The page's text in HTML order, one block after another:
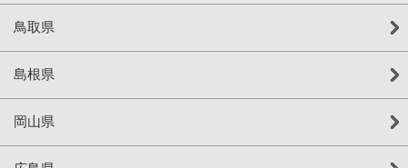
鳥取県
島根県
岡山県